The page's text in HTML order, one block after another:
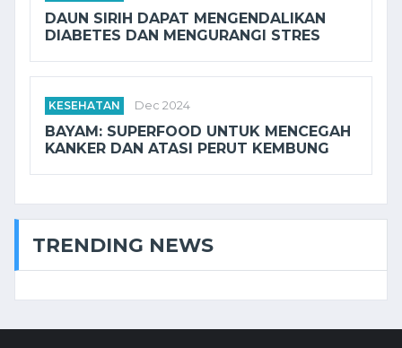
DAUN SIRIH DAPAT MENGENDALIKAN
DIABETES DAN MENGURANGI STRES
KESEHATAN Dec 2024
BAYAM: SUPERFOOD UNTUK MENCEGAH
KANKER DAN ATASI PERUT KEMBUNG
TRENDING NEWS